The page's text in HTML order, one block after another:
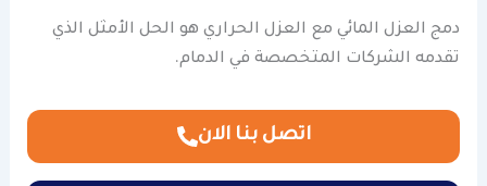
دمج العزل المائي مع العزل الحراري هو الحل الأمثل الذي
تقدمه الشركات المتخصصة في الدمام.
اتصل بنا الان